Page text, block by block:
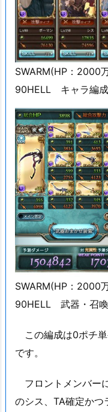
SWARM(HP：2000
90HELL キャラ編成
SWARM(HP：2000
90HELL 武器・召
この編成は0ポチ
です。
フロントメンバー
のシス、TA確定かつ